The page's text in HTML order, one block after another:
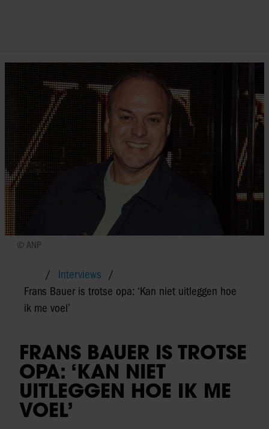
© ANP
Interviews
Frans Bauer is trotse opa: ‘Kan niet uitleggen hoe
ik me voel’
FRANS BAUER IS TROTSE
OPA: ‘KAN NIET
UITLEGGEN HOE IK ME
VOEL’